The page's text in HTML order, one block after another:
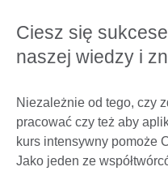
Ciesz się
naszej wiedzy i
Niezależnie od tego, czy
pracować czy też aby
kurs intensywny pomoże
Jako jeden ze